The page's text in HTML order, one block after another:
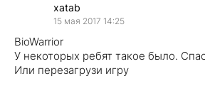
xatab
15 мая 2017 14:25
BioWarrior
У некоторых ребят такое было.
Или перезагрузи игру